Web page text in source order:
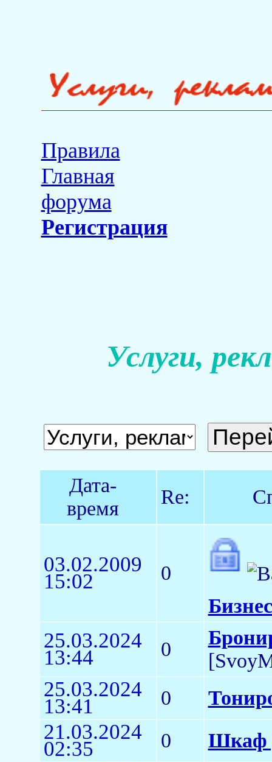
Правила
Главная
форума
Регистрация
Услуги,
Дата-
время
Re:
03.02.2009
15:02
0
25.03.2024
13:44 0
25.03.2024
13:41 0
21.03.2024
02:35 0 Шкаф